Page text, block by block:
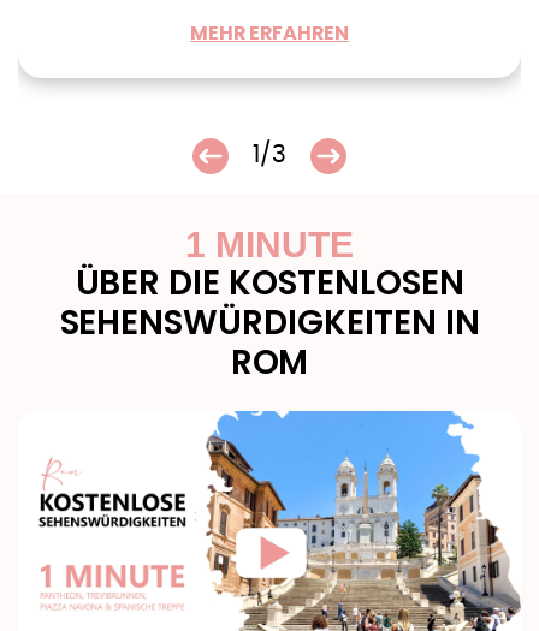
MEHR ERFAHREN
1/3
1 MINUTE
ÜBER DIE KOSTENLOSEN
SEHENSWÜRDIGKEITEN IN
ROM